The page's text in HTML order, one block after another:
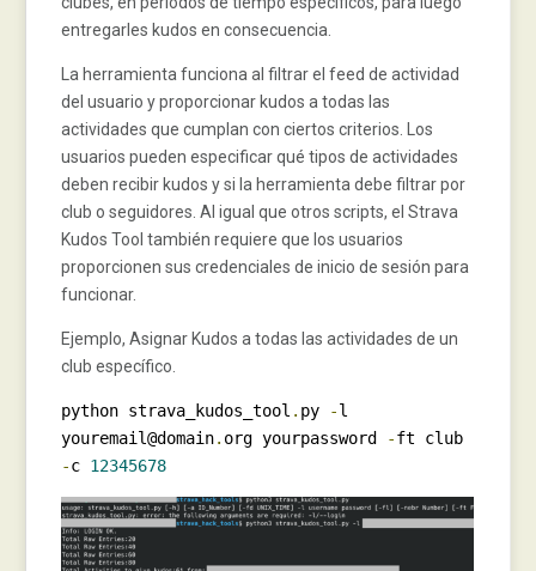
entregarles kudos en consecuencia.
La herramienta funciona al filtrar el feed de actividad
del usuario y proporcionar kudos a todas las
actividades que cumplan con ciertos criterios. Los
usuarios pueden especificar qué tipos de actividades
deben recibir kudos y si la herramienta debe filtrar por
club o seguidores. Al igual que otros scripts, el Strava
Kudos Tool también requiere que los usuarios
proporcionen sus credenciales de inicio de sesión para
funcionar.
Ejemplo, Asignar Kudos a todas las actividades de un
club específico.
python strava_kudos_tool . py -l
youremail@domain. org yourpassword -
-c 12345678